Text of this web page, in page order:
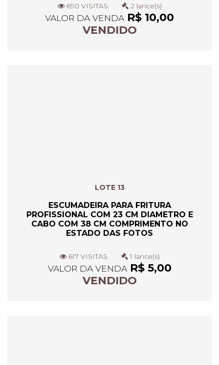
690 VISITAS 2 lance(s)
VALOR DA VENDAR$ 10,00
VENDIDO
LOTE 13
ESCUMADEIRA PARA FRITURA
PROFISSIONAL COM 23 CM DIAMETRO E
CABO COM 38 CM COMPRIMENTO NO
ESTADO DAS FOTOS
617 VISITAS 1 lance(s)
VALOR DA VENDAR$ 5,00
VENDIDO